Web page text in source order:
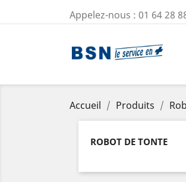
Appelez-nous : 01 64 28
Accueil Produits
ROBOT DE TONTE